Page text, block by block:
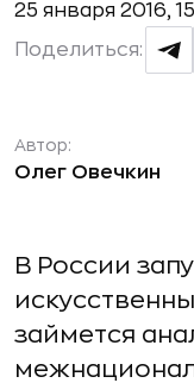
25 января 2016,
Поделиться:
Автор:
Олег Овечкин
В России
займется